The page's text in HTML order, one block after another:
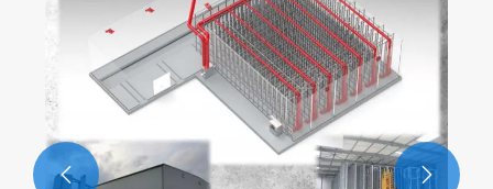
 